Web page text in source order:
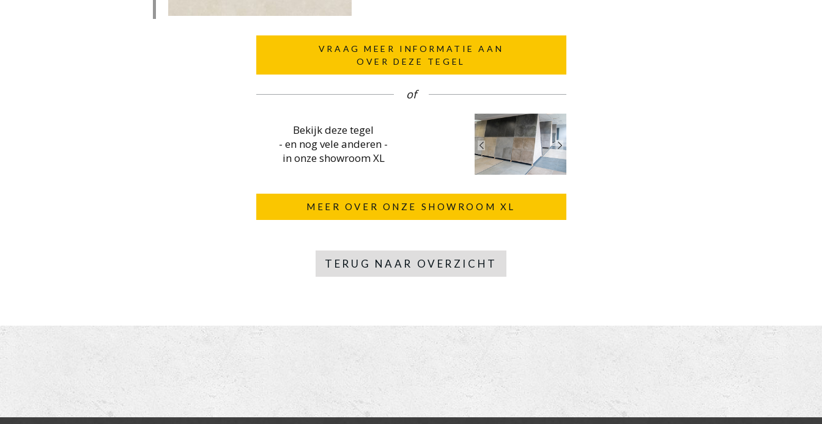
VRAAG MEER INFORMATIE AAN
OVER DEZE TEGEL
of
Bekijk deze tegel
- en nog vele anderen -
in onze showroom XL
MEER OVER ONZE SHOWROOM XL
TERUG NAAR OVERZICHT